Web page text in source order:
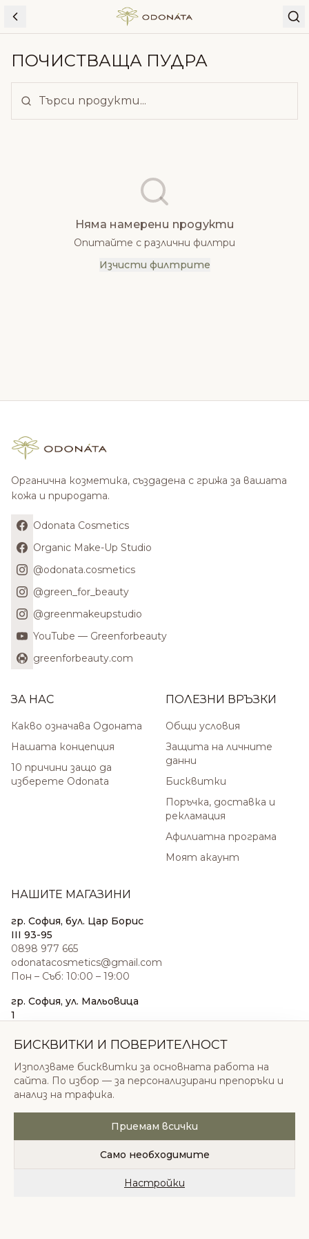
Skip to content
ПОЧИСТВАЩА ПУДРА
Няма намерени продукти
Опитайте с различни филтри
Изчисти филтрите
Органична козметика, създадена с грижа за вашата
кожа и природата.
Odonata Cosmetics
Organic Make-Up Studio
@odonata.cosmetics
@green_for_beauty
@greenmakeupstudio
YouTube — Greenforbeauty
greenforbeauty.com
ЗА НАС
Какво означава Одоната
Нашата концепция
10 причини защо да
изберете Odonata
ПОЛЕЗНИ ВРЪЗКИ
Общи условия
Защита на личните
данни
Бисквитки
Поръчка, доставка и
рекламация
Афилиатна програма
Моят акаунт
НАШИТЕ МАГАЗИНИ
гр. София, бул. Цар Борис
III 93-95
0898 977 665
odonatacosmetics@gmail.com
Пон – Съб: 10:00 – 19:00
гр. София, ул. Мальовица
1
sales@odonatacosmetics.com
Нед: 11:00 – 18:00
© 2026 Одоната Козметикс ООД. Всички права
запазени.
Политика за поверителностОбщи условия
БИСКВИТКИ И ПОВЕРИТЕЛНОСТ
Използваме бисквитки за основната работа на
сайта. По избор — за персонализирани препоръки и
анализ на трафика.
Приемам всички
Само необходимите
Настройки